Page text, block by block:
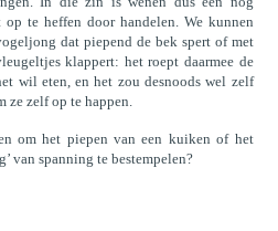
te heffen door handelen. We kunnen
dat piepend de bek spert of met
klappert: het roept daarmee de
wil eten, en het zou desnoods wel zelf
ze zelf op te happen.
om het piepen van een kuiken of het
van spanning te bestempelen?